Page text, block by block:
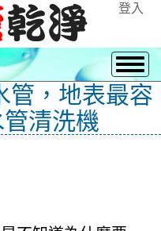
登入
管，地表最容
清洗機